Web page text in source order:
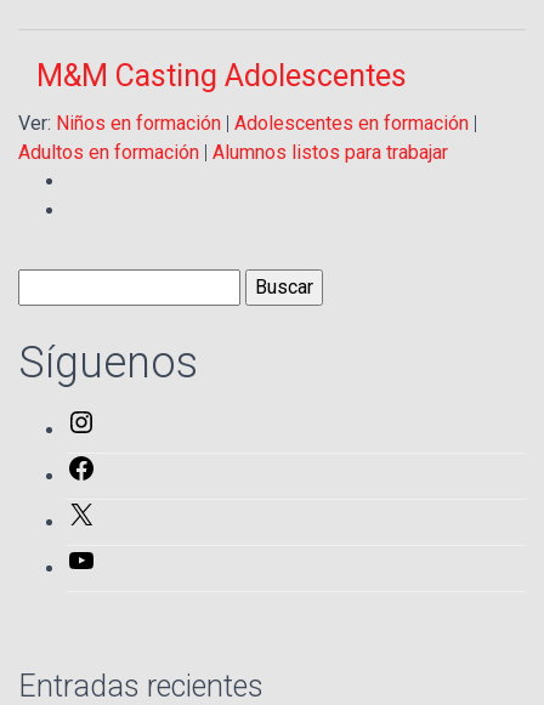
M&M Casting Adolescentes
Ver: Niños en formación | Adolescentes en formación |
Adultos en formación | Alumnos listos para trabajar
Buscar:
Síguenos
Entradas recientes